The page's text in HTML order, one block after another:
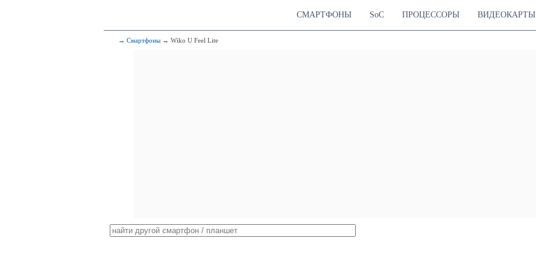
СМАРТФОНЫ SoC ПРОЦЕССОРЫ ВИДЕОКАРТЫ
→ Смартфоны → Wiko U Feel Lite